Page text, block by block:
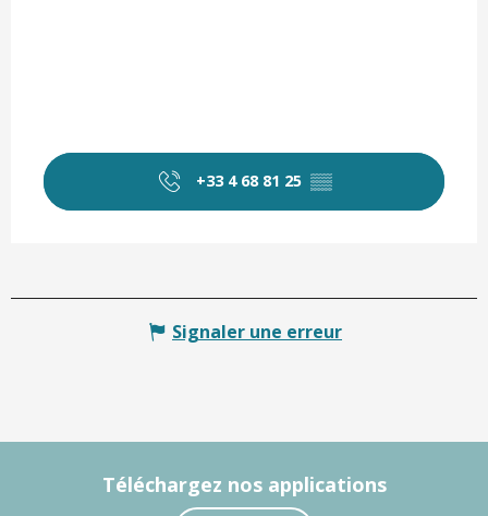
+33 4 68 81 25 ▒▒
Signaler une erreur
Téléchargez nos applications